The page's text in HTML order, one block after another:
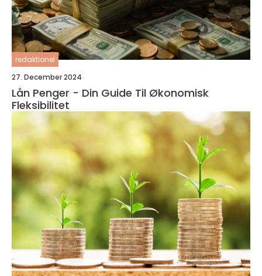
redaktionel
27. December 2024
Lån Penger - Din Guide Til Økonomisk
Fleksibilitet